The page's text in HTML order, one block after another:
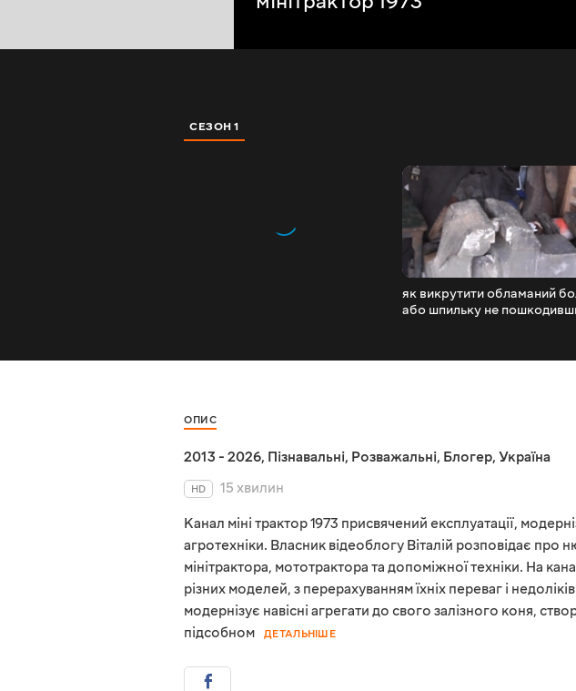
СЕЗОН 1
як викрутити обламаний
або шпильку не
ОПИС
2013 - 2026, Пізнавальні, Розважальні, Блогер, Україна
HD
15 хвилин
Канал міні трактор 1973 присвячений експлуатації,
агротехніки. Власник відеоблогу Віталій розповідає про
мінітрактора, мототрактора та допоміжної техніки. На
різних моделей, з перерахуванням їхніх переваг і
модернізує навісні агрегати до свого залізного коня,
підсобном
ДЕТАЛЬНІШЕ